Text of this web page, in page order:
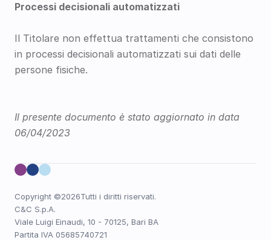
Processi decisionali automatizzati
Il Titolare non effettua trattamenti che consistono
in processi decisionali automatizzati sui dati delle
persone fisiche.
Il presente documento è stato aggiornato in data
06/04/2023
Copyright ©2026Tutti i diritti riservati.
C&C S.p.A.
Viale Luigi Einaudi, 10 - 70125, Bari BA
Partita IVA 05685740721